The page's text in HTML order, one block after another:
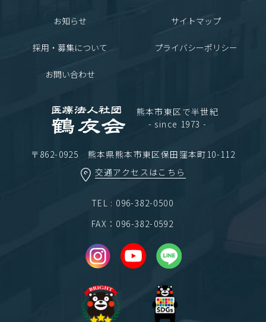
熊本市東区で半世紀
- since 1973 -
〒862-0925 熊本県熊本市東区保田窪本町10-112
交通アクセスはこちら
TEL : 096-382-0500
FAX：096-382-0592
お知らせ サイトマップ
採用・募集について プライバシーポリシー
お問い合わせ